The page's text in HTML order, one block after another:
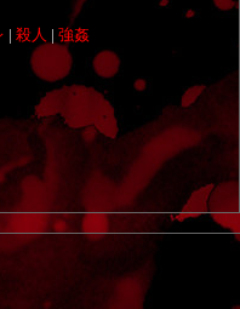
|殺人 |強姦